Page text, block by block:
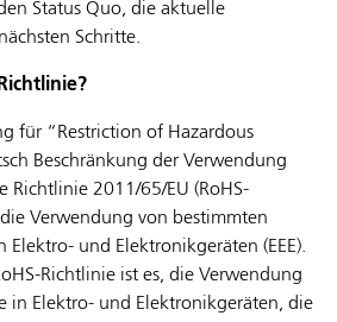
Status Quo, die aktuelle
Schritte.
für “Restriction of Hazardous
Beschränkung der Verwendung
Richtlinie 2011/65/EU (RoHS-
Verwendung von bestimmten
und Elektronikgeräten (EEE).
Richtlinie ist es, die Verwendung
in Elektro- und Elektronikgeräten, die